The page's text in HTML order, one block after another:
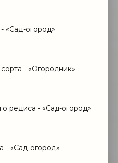
«Сад-огород»
- «Огородник»
редиса - «Сад-огород»
- «Сад-огород»